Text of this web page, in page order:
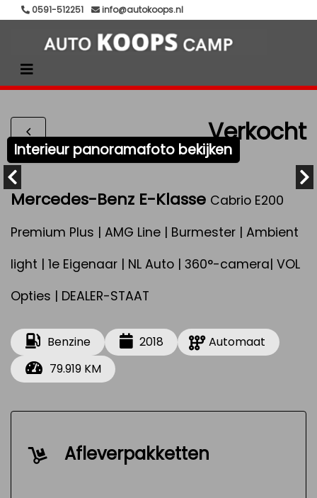
0591-512251 info@autokoops.nl
Verkocht
Interieur panoramafoto bekijken
Mercedes-Benz E-Klasse Cabrio E200
Premium Plus | AMG Line | Burmester | Ambient
light | 1e Eigenaar | NL Auto | 360°-camera| VOL
Opties | DEALER-STAAT
Benzine 2018
Automaat
79.919 KM
Afleverpakketten